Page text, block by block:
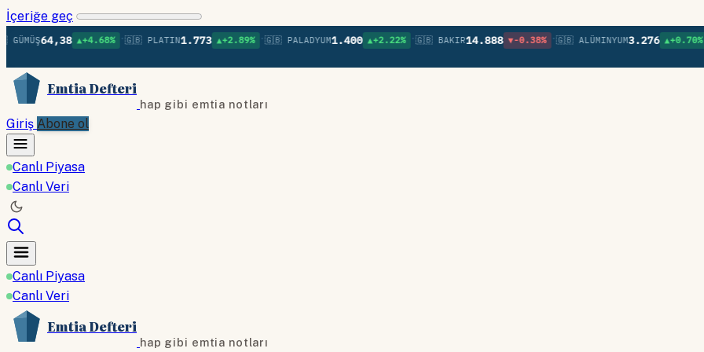
İçeriğe geç
64,38 ▲+4.68% •🇬🇧 PLATIN1.773 ▲+2.89% •🇬🇧 PALADYUM1.400 ▲+2.22% •🇬🇧 BAKIR 14.888 ▼-0.38% •🇬🇧 ALÜMINYUM3.276 ▲+0.70% •🇬🇧
Emtia Defteri
hap gibi emtia notları
Giriş Abone ol
Canlı Piyasa
Canlı Veri
Canlı Piyasa
Canlı Veri
Emtia Defteri
hap gibi emtia notları